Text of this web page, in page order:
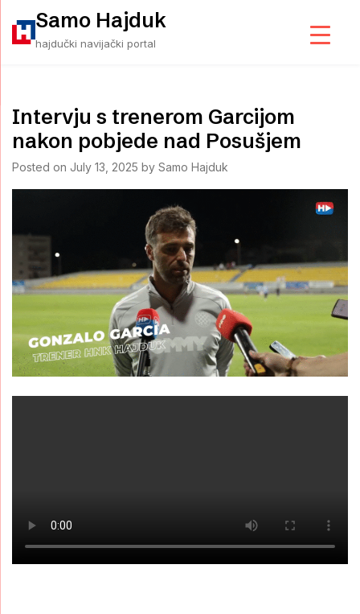
content
Samo Hajduk
hajdučki navijački portal
Intervju s trenerom Garcijom
nakon pobjede nad Posušjem
Posted on July 13, 2025 by Samo Hajduk